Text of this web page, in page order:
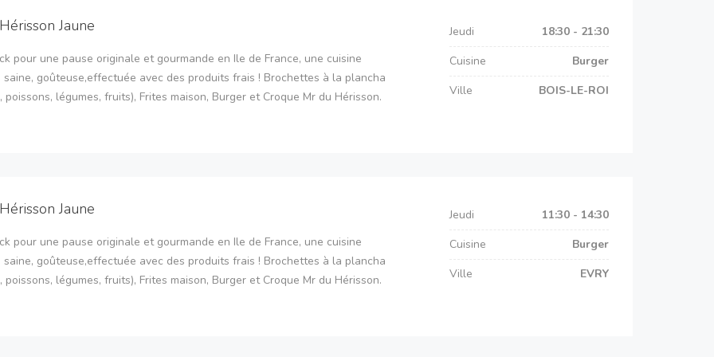
Jaune
pour une pause originale et gourmande en Ile de France, une cuisine
saine, goûteuse,effectuée avec des produits frais ! Brochettes à la plancha
poissons, légumes, fruits), Frites maison, Burger et Croque Mr du Hérisson.
Jeudi
18:30 - 21:30
Cuisine
Burger
Ville
BOIS-LE-ROI
Jaune
pour une pause originale et gourmande en Ile de France, une cuisine
saine, goûteuse,effectuée avec des produits frais ! Brochettes à la plancha
poissons, légumes, fruits), Frites maison, Burger et Croque Mr du Hérisson.
Jeudi
11:30 - 14:30
Cuisine
Burger
Ville
EVRY